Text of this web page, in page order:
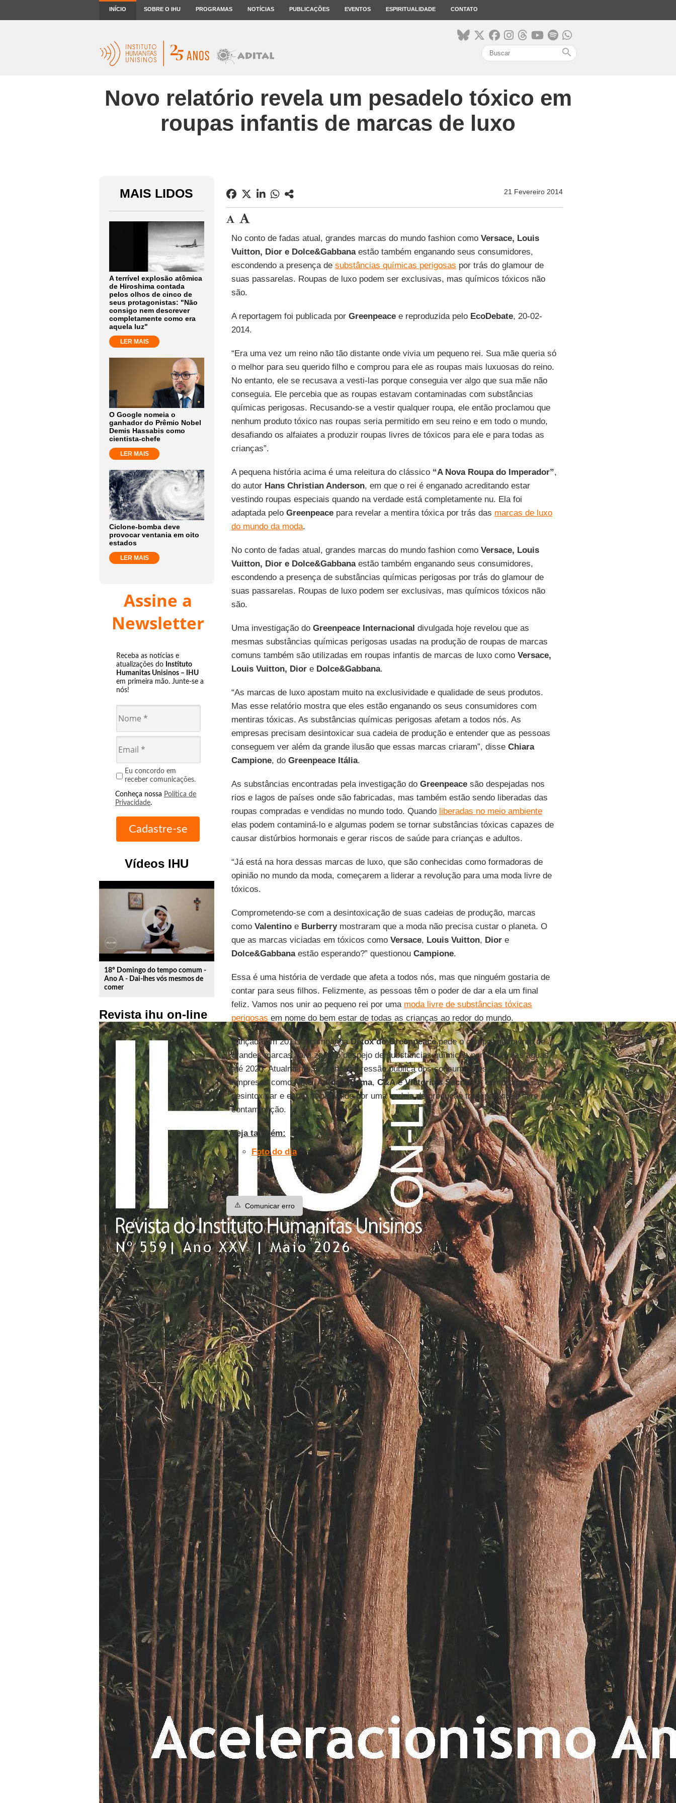
INÍCIO SOBRE O IHU PROGRAMAS NOTÍCIAS PUBLICAÇÕES EVENTOS ESPIRITUALIDADE CONTATO
search
Novo relatório revela um pesadelo tóxico em
roupas infantis de marcas de luxo
MAIS LIDOS
A terrível explosão atômica
de Hiroshima contada
pelos olhos de cinco de
seus protagonistas: "Não
consigo nem descrever
completamente como era
aquela luz"
LER MAIS
O Google nomeia o
ganhador do Prêmio Nobel
Demis Hassabis como
cientista-chefe
LER MAIS
Ciclone-bomba deve
provocar ventania em oito
estados
LER MAIS
Assine a
Newsletter
Receba as notícias e
atualizações do Instituto
Humanitas Unisinos – IHU
em primeira mão. Junte-se a
nós!
Eu concordo em
receber comunicações.
Conheça nossa Política de
Privacidade.
Vídeos IHU
play_circle_outline
18º Domingo do tempo comum -
Ano A - Dai-lhes vós mesmos de
comer
Revista ihu on-line
21 Fevereiro 2014
No conto de fadas atual, grandes marcas do mundo fashion como Versace, Louis
Vuitton, Dior e Dolce&Gabbanaestão também enganando seus consumidores,
escondendo a presença de substâncias químicas perigosas por trás do glamour de
suas passarelas. Roupas de luxo podem ser exclusivas, mas químicos tóxicos não
são.
A reportagem foi publicada por Greenpeacee reproduzida pelo EcoDebate, 20-02-
2014.
“Era uma vez um reino não tão distante onde vivia um pequeno rei. Sua mãe queria só
o melhor para seu querido filho e comprou para ele as roupas mais luxuosas do reino.
No entanto, ele se recusava a vesti-las porque conseguia ver algo que sua mãe não
conseguia. Ele percebia que as roupas estavam contaminadas com substâncias
químicas perigosas. Recusando-se a vestir qualquer roupa, ele então proclamou que
nenhum produto tóxico nas roupas seria permitido em seu reino e em todo o mundo,
desafiando os alfaiates a produzir roupas livres de tóxicos para ele e para todas as
crianças”.
A pequena história acima é uma releitura do clássico “A Nova Roupa do Imperador”,
do autor Hans Christian Anderson, em que o rei é enganado acreditando estar
vestindo roupas especiais quando na verdade está completamente nu. Ela foi
adaptada pelo Greenpeacepara revelar a mentira tóxica por trás das marcas de luxo
do mundo da moda.
No conto de fadas atual, grandes marcas do mundo fashion como Versace, Louis
Vuitton, Dior e Dolce&Gabbanaestão também enganando seus consumidores,
escondendo a presença de substâncias químicas perigosas por trás do glamour de
suas passarelas. Roupas de luxo podem ser exclusivas, mas químicos tóxicos não
são.
Uma investigação do Greenpeace Internacional divulgada hoje revelou que as
mesmas substâncias químicas perigosas usadas na produção de roupas de marcas
comuns também são utilizadas em roupas infantis de marcas de luxo como Versace,
Louis Vuitton, Dior eDolce&Gabbana.
“As marcas de luxo apostam muito na exclusividade e qualidade de seus produtos.
Mas esse relatório mostra que eles estão enganando os seus consumidores com
mentiras tóxicas. As substâncias químicas perigosas afetam a todos nós. As
empresas precisam desintoxicar sua cadeia de produção e entender que as pessoas
conseguem ver além da grande ilusão que essas marcas criaram”, disse Chiara
Campione, do Greenpeace Itália.
As substâncias encontradas pela investigação do Greenpeacesão despejadas nos
rios e lagos de países onde são fabricadas, mas também estão sendo liberadas das
roupas compradas e vendidas no mundo todo. Quando liberadas no meio ambiente
elas podem contaminá-lo e algumas podem se tornar substâncias tóxicas capazes de
causar distúrbios hormonais e gerar riscos de saúde para crianças e adultos.
“Já está na hora dessas marcas de luxo, que são conhecidas como formadoras de
opinião no mundo da moda, começarem a liderar a revolução para uma moda livre de
tóxicos.
Comprometendo-se com a desintoxicação de suas cadeias de produção, marcas
como Valentino eBurberrymostraram que a moda não precisa custar o planeta. O
que as marcas viciadas em tóxicos como Versace, Louis Vuitton, Diore
Dolce&Gabbanaestão esperando?” questionou Campione.
Essa é uma história de verdade que afeta a todos nós, mas que ninguém gostaria de
contar para seus filhos. Felizmente, as pessoas têm o poder de dar a ela um final
feliz. Vamos nos unir ao pequeno rei por uma moda livre de substâncias tóxicas
perigosas em nome do bem estar de todas as crianças ao redor do mundo.
Lançada em 2011, a campanhaDetox do Greenpeacepede o comprometimento de
grandes marcas para zerar o despejo de substâncias químicas perigosas nas águas
até 2020. Atualmente, a partir da pressão pública dos consumidores, 20 grandes
empresas comoNike,Adidas,Puma, C&AeVictoria’s Secretse comprometeram a
desintoxicar e estão trabalhando por uma cadeia de produção transparente e livre de
contaminação.
Veja também:
Foto do dia
⚠️ Comunicar erro